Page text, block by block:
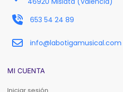
653 54 24 89
info@labotigamusical.com
MI CUENTA